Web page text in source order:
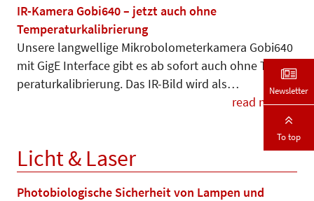
IR-Kamera Gobi640 – jetzt auch ohne
Temperaturkalibrierung
Unsere langwellige Mikrobolometer­kamera Gobi640
mit GigE Inter­face gibt es ab sofort auch ohne Tem­
peraturkalibrierung. Das IR-Bild wird als…
read more
Licht & Laser
Photobiologische Sicherheit von Lampen und
Newsletter
To top